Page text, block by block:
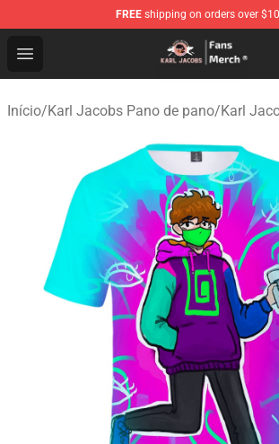
FREE shipping on orders over
Open menu
Karl Jacobs Store - Official Karl
Início/Karl Jacobs Pano de pano/Karl